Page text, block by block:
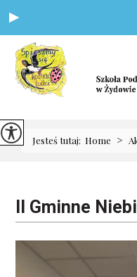
Jesteś tutaj: Home >
II Gminne